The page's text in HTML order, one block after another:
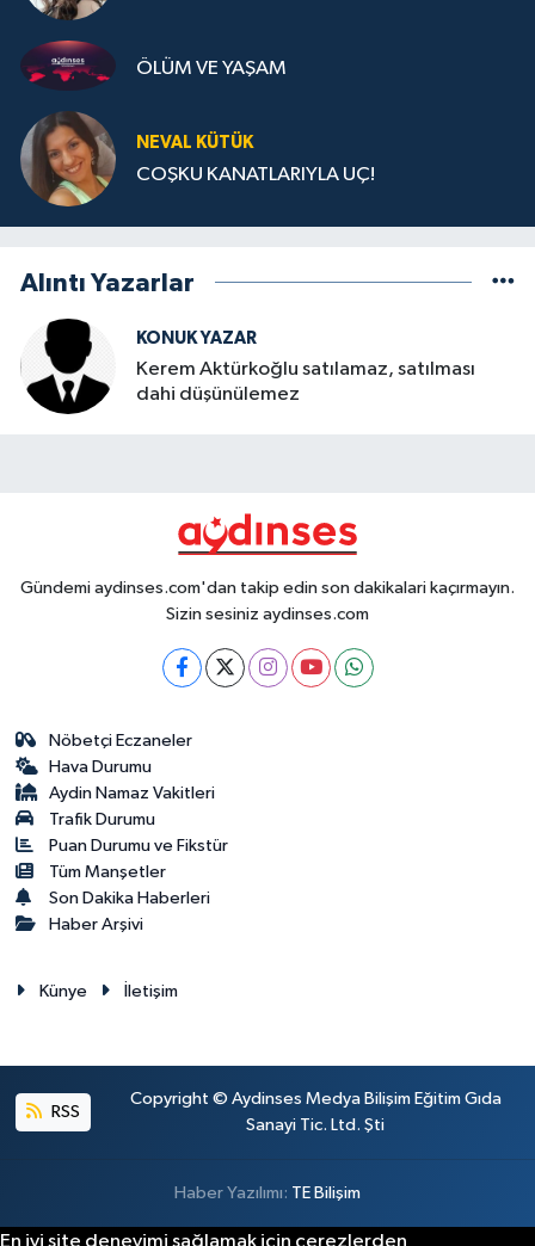
ÖLÜM VE YAŞAM
NEVAL KÜTÜK
COŞKU KANATLARIYLA UÇ!
Alıntı Yazarlar
KONUK YAZAR
Kerem Aktürkoğlu satılamaz, satılması
dahi düşünülemez
Gündemi aydinses.com'dan takip edin son dakikalari kaçırmayın.
Sizin sesiniz aydinses.com
Nöbetçi Eczaneler
Hava Durumu
Aydin Namaz Vakitleri
Trafik Durumu
Puan Durumu ve Fikstür
Tüm Manşetler
Son Dakika Haberleri
Haber Arşivi
Künye İletişim
RSS
Copyright © Aydinses Medya Bilişim Eğitim Gıda
Sanayi Tic. Ltd. Şti
Haber Yazılımı: TE Bilişim
En iyi site deneyimi sağlamak için çerezlerden